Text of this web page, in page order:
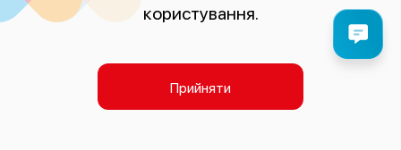
користування.
Прийняти